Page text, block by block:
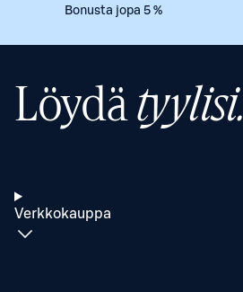
Bonusta jopa 5 %
Löydätyylisi.
Verkkokauppa